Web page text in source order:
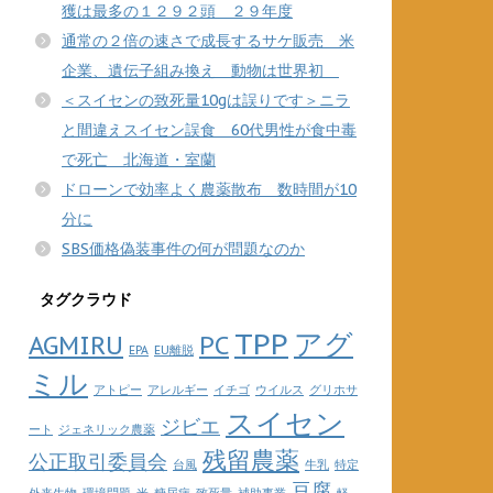
獲は最多の１２９２頭 ２９年度
通常の２倍の速さで成長するサケ販売 米
企業、遺伝子組み換え 動物は世界初
＜スイセンの致死量10gは誤りです＞ニラ
と間違えスイセン誤食 60代男性が食中毒
で死亡 北海道・室蘭
ドローンで効率よく農薬散布 数時間が10
分に
SBS価格偽装事件の何が問題なのか
タグクラウド
AGMIRU EPA EU離脱 PC TPP アグ
ミル アトピー アレルギー イチゴ ウイルス グリホサ
ート ジェネリック農薬 ジビエ スイセン
公正取引委員会 台風 残留農薬 牛乳 特定